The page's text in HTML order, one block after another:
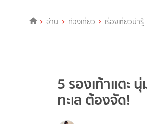
อ่าน ท่องเที่ยว เรื่องเที่ยวน่ารู้
5 รองเท้าแตะ
ทะเล ต้องจัด!